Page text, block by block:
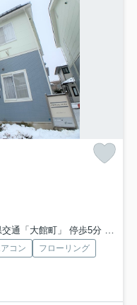
通「大館町」 停歩5分
アコン
フローリング